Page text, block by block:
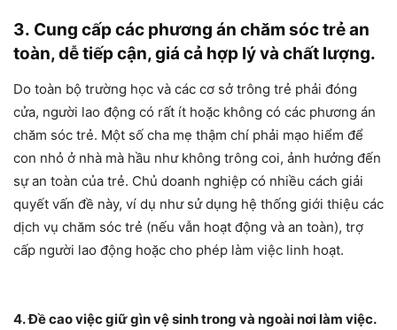
3. Cung cấp các phương án chăm sóc trẻ an
toàn, dễ tiếp cận, giá cả hợp lý và chất lượng.
Do toàn bộ trường học và các cơ sở trông trẻ phải đóng
cửa, người lao động có rất ít hoặc không có các phương án
chăm sóc trẻ. Một số cha mẹ thậm chí phải mạo hiểm để
con nhỏ ở nhà mà hầu như không trông coi, ảnh hưởng đến
sự an toàn của trẻ. Chủ doanh nghiệp có nhiều cách giải
quyết vấn đề này, ví dụ như sử dụng hệ thống giới thiệu các
dịch vụ chăm sóc trẻ (nếu vẫn hoạt động và an toàn), trợ
cấp người lao động hoặc cho phép làm việc linh hoạt.
4. Đề cao việc giữ gìn vệ sinh trong và ngoài nơi làm việc.